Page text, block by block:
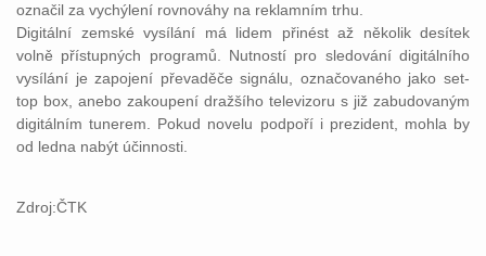
označil za vychýlení rovnováhy na reklamním trhu.
Digitální zemské vysílání má lidem přinést až několik desítek
volně přístupných programů. Nutností pro sledování digitálního
vysílání je zapojení převaděče signálu, označovaného jako set-
top box, anebo zakoupení dražšího televizoru s již zabudovaným
digitálním tunerem. Pokud novelu podpoří i prezident, mohla by
od ledna nabýt účinnosti.
Zdroj:ČTK